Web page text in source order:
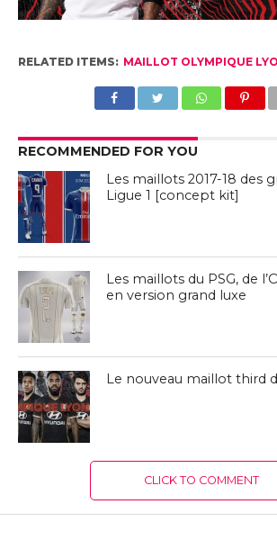
RELATED ITEMS: MAILLOT OLYMPIQUE
RECOMMENDED FOR YOU
Les maillots 2017-18 des
Ligue 1 [concept kit]
Les maillots du PSG, de
en version grand luxe
Le nouveau maillot third
CLICK TO COMMENT